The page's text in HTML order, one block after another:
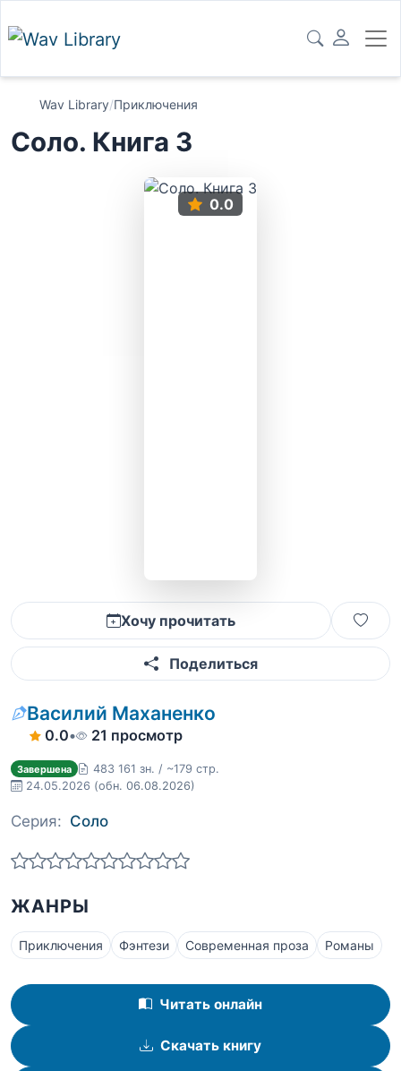
Wav Library/Приключения
Соло. Книга 3
0.0
Хочу прочитать
Поделиться
Василий Маханенко
0.0• 21 просмотр
Завершена
483 161 зн. / ~179 стр.
24.05.2026 (обн. 06.08.2026)
Серия: Соло
ЖАНРЫ
Приключения Фэнтези Современная проза Романы
Читать онлайн
Скачать книгу